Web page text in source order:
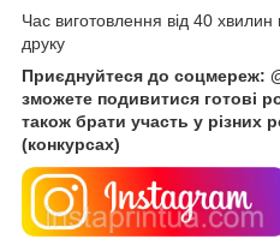
Час виготовлення від 40
друку
Приєднуйтеся до соцмереж:
зможете подивитися готові
також брати участь у різних
(конкурсах)